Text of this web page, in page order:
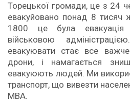
Торецької громади, це з 24
евакуйовано понад 8 тисяч
1800 це була
військовою
евакуювати стає все
дрони, і намагається
евакуюють людей. Ми
транспорт, що вивезти
МВА.